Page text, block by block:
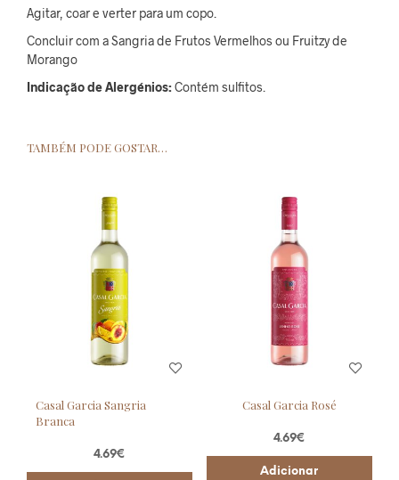
Agitar, coar e verter para um copo.
Concluir com a Sangria de Frutos Vermelhos ou Fruitzy de
Morango
Indicação de Alergénios:Contém sulfitos.
TAMBÉM PODE GOSTAR…
Casal Garcia Sangria
Branca
4.69€
Casal Garcia Rosé
4.69€
Adicionar